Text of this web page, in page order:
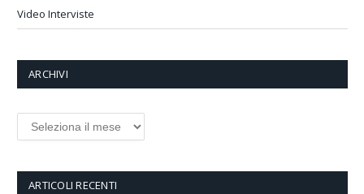
Video Interviste
ARCHIVI
Archivi
ARTICOLI RECENTI